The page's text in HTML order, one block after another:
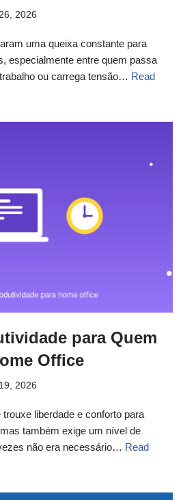
2026
uma queixa constante para
especialmente entre quem passa
ou carrega tensão… Read
para Quem
Office
2026
liberdade e conforto para
também exige um nível de
não era necessário… Read